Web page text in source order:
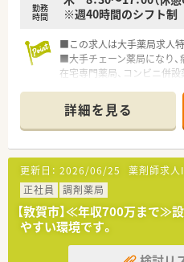
勤務
時間
※週40時間のシフト制
■この求人は大手薬局求人
■大手チェーン薬局になり、
在宅専門薬局、コンビニ併設
■階層ごとの研修制度もあ
れています。
詳細を見る
更新日： 2026/06/25 薬剤師求人
正社員
調剤薬局
【敦賀市】≪年収700万まで≫
やすい環境です。